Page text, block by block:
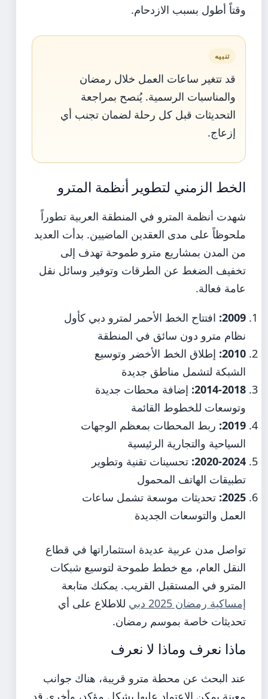
وقتاً أطول بسبب الازدحام.
تنبيه
قد تتغير ساعات العمل خلال رمضان
والمناسبات الرسمية. يُنصح بمراجعة
التحديثات قبل كل رحلة لضمان تجنب أي
إزعاج.
الخط الزمني لتطوير أنظمة المترو
شهدت أنظمة المترو في المنطقة العربية تطوراً
ملحوظاً على مدى العقدين الماضيين. بدأت العديد
من المدن بمشاريع مترو طموحة تهدف إلى
تخفيف الضغط عن الطرقات وتوفير وسائل نقل
عامة فعالة.
2009: افتتاح الخط الأحمر لمترو دبي كأول
نظام مترو دون سائق في المنطقة
2010: إطلاق الخط الأخضر وتوسيع
الشبكة لتشمل مناطق جديدة
2014-2018: إضافة محطات جديدة
وتوسعات للخطوط القائمة
2019: ربط المحطات بمعظم الوجهات
السياحية والتجارية الرئيسية
2020-2024: تحسينات تقنية وتطوير
تطبيقات الهاتف المحمول
2025: تحديثات موسعة تشمل ساعات
العمل والتوسعات الجديدة
تواصل مدن عربية عديدة استثماراتها في قطاع
النقل العام، مع خطط طموحة لتوسيع شبكات
المترو في المستقبل القريب. يمكنك متابعة
إمساكية رمضان 2025 دبي
للاطلاع على أي
تحديثات خاصة بموسم رمضان.
ماذا نعرف وماذا لا نعرف
عند البحث عن محطة مترو قريبة، هناك جوانب
معينة يمكن الاعتماد عليها بشكل مؤكد، وأخرى قد